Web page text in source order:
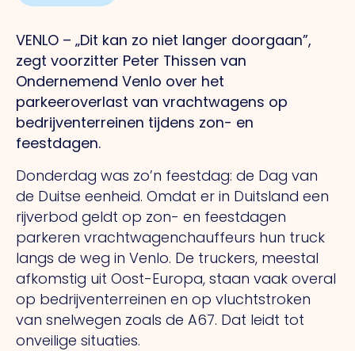
VENLO – „Dit kan zo niet langer doorgaan”,
zegt voorzitter Peter Thissen van
Ondernemend Venlo over het
parkeeroverlast van vrachtwagens op
bedrijventerreinen tijdens zon- en
feestdagen.
Donderdag was zo’n feestdag: de Dag van
de Duitse eenheid. Omdat er in Duitsland een
rijverbod geldt op zon- en feestdagen
parkeren vrachtwagenchauffeurs hun truck
langs de weg in Venlo. De truckers, meestal
afkomstig uit Oost-Europa, staan vaak overal
op bedrijventerreinen en op vluchtstroken
van snelwegen zoals de A67. Dat leidt tot
onveilige situaties.